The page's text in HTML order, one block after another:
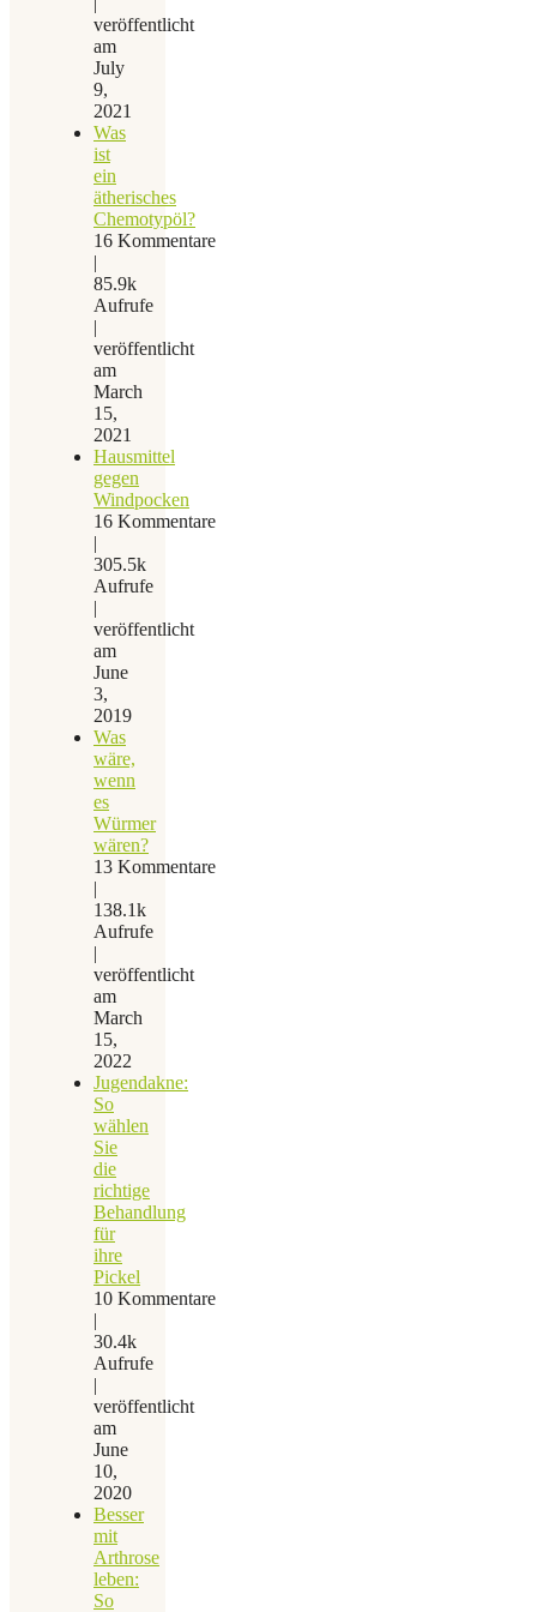
veröffentlicht
am
July
9,
2021
Was
ist
ein
ätherisches
Chemotypöl?
16 Kommentare
|
85.9k
Aufrufe
|
veröffentlicht
am
March
15,
2021
Hausmittel
gegen
Windpocken
16 Kommentare
|
305.5k
Aufrufe
|
veröffentlicht
am
June
3,
2019
Was
wäre,
wenn
es
Würmer
wären?
13 Kommentare
|
138.1k
Aufrufe
|
veröffentlicht
am
March
15,
2022
Jugendakne:
So
wählen
Sie
die
richtige
Behandlung
für
ihre
Pickel
10 Kommentare
|
30.4k
Aufrufe
|
veröffentlicht
am
June
10,
2020
Besser
mit
Arthrose
leben:
So